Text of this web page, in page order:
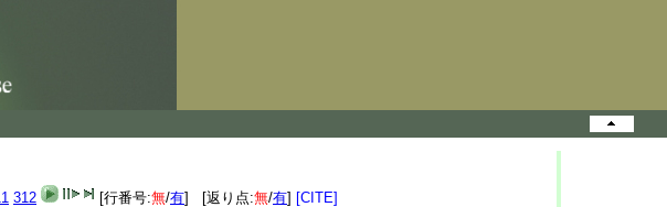
312 [行番号:無/有] [返り点:無/有] [CITE]